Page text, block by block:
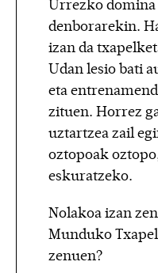
Urrezko
denborarekin.
izan da
Udan lesio bati
eta
zituen. Horrez
uztartzea zail
oztopoak
eskuratzeko.
Nolakoa izan
Munduko
zenuen?